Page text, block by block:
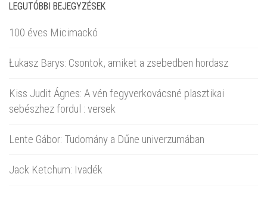
LEGUTÓBBI BEJEGYZÉSEK
100 éves Micimackó
Łukasz Barys: Csontok, amiket a zsebedben hordasz
Kiss Judit Ágnes: A vén fegyverkovácsné plasztikai
sebészhez fordul : versek
Lente Gábor: Tudomány a Dűne univerzumában
Jack Ketchum: Ivadék